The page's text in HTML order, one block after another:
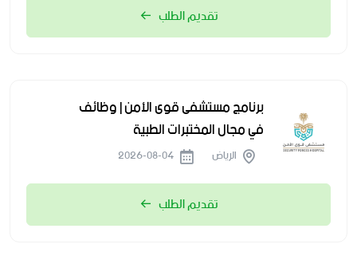
تقديم الطلب
برنامج مستشفى قوى الأمن | وظائف
في مجال المختبرات الطبية
الرياض
تقديم الطلب